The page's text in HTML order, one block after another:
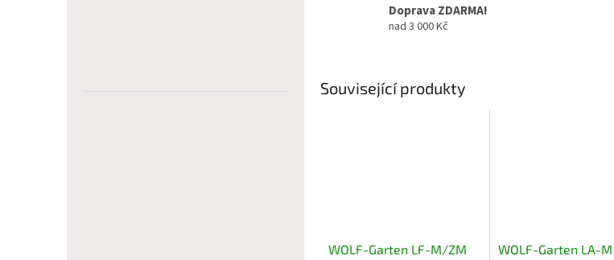
Doprava ZDARMA!
nad 3 000 Kč
Související produkty
WOLF-Garten LF-M/ZM
WOLF-Garten LA-M